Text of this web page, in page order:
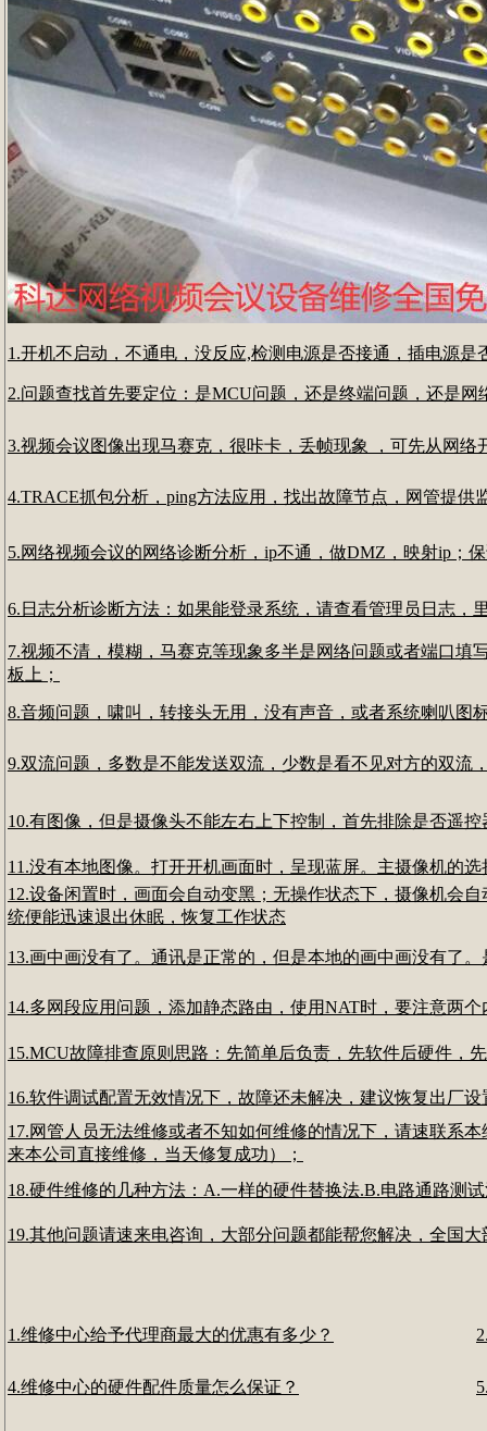
1.开机不启动，不通电，没反应,检测电源是否接通，插电源
2.问题查找首先要定位：是MCU问题，还是终端问题，还是
3.视频会议图像出现马赛克，很咔卡，丢帧现象 ，可先从网
4.TRACE抓包分析，ping方法应用，找出故障节点，网管提供
5.网络视频会议的网络诊断分析，ip不通，做DMZ，映射ip；
6.日志分析诊断方法：如果能登录系统，请查看管理员日志
7.视频不清，模糊，马赛克等现象多半是网络问题或者端口
板上；
8.音频问题，啸叫，转接头无用，没有声音，或者系统喇叭
9.双流问题，多数是不能发送双流，少数是看不见对方的双
10.有图像，但是摄像头不能左右上下控制，首先排除是否遥
11.没有本地图像。打开开机画面时，呈现蓝屏。主摄像机的
12.设备闲置时，画面会自动变黑；无操作状态下，摄像机会
统便能迅速退出休眠，恢复工作状态
13.画中画没有了。通讯是正常的，但是本地的画中画没有了
14.多网段应用问题，添加静态路由，使用NAT时，要注意两
15.MCU故障排查原则思路：先简单后负责，先软件后硬件，
16.软件调试配置无效情况下，故障还未解决，建议恢复出厂
17.网管人员无法维修或者不知如何维修的情况下，请速联系
来本公司直接维修，当天修复成功）；
18.硬件维修的几种方法：A.一样的硬件替换法.B.电路通路测
19.其他问题请速来电咨询，大部分问题都能帮您解决，全国
1.维修中心给予代理商最大的优惠有多少？
4.维修中心的硬件配件质量怎么保证？